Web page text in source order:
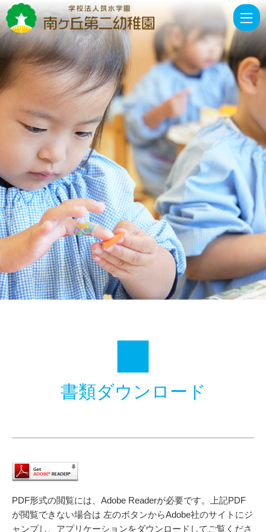
書
類
ダ
ウ
ン
ロ
ー
ド
|
学
校
法
人
筑
水
学
書類ダウンロード
PDF形式の閲覧には、Adobe Readerが必要です。上記PDF
が閲覧できない場合は 左のボタンからAdobe社のサイトにジ
ャンプし、アプリケーションをダウンロードしてご覧くださ